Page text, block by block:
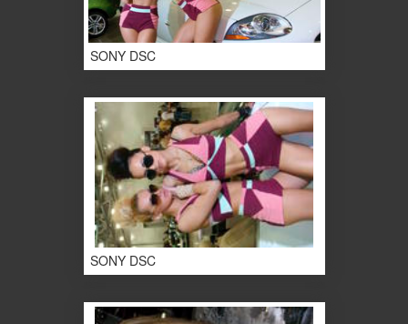
SONY DSC
SONY DSC